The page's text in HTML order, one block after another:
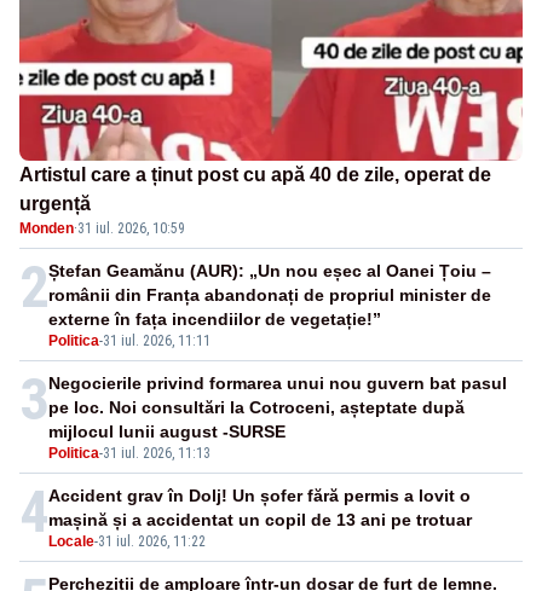
Artistul care a ținut post cu apă 40 de zile, operat de
urgență
Monden·31 iul. 2026, 10:59
2
Politica-31 iul. 2026, 11:11
Ștefan Geamănu (AUR): „Un nou eșec al Oanei Țoiu –
românii din Franța abandonați de propriul minister de
externe în fața incendiilor de vegetație!”
3
Politica-31 iul. 2026, 11:13
Negocierile privind formarea unui nou guvern bat pasul
pe loc. Noi consultări la Cotroceni, așteptate după
mijlocul lunii august -SURSE
4Locale-31 iul. 2026, 11:22
Accident grav în Dolj! Un șofer fără permis a lovit o
mașină și a accidentat un copil de 13 ani pe trotuar
Percheziții de amploare într-un dosar de furt de lemne.